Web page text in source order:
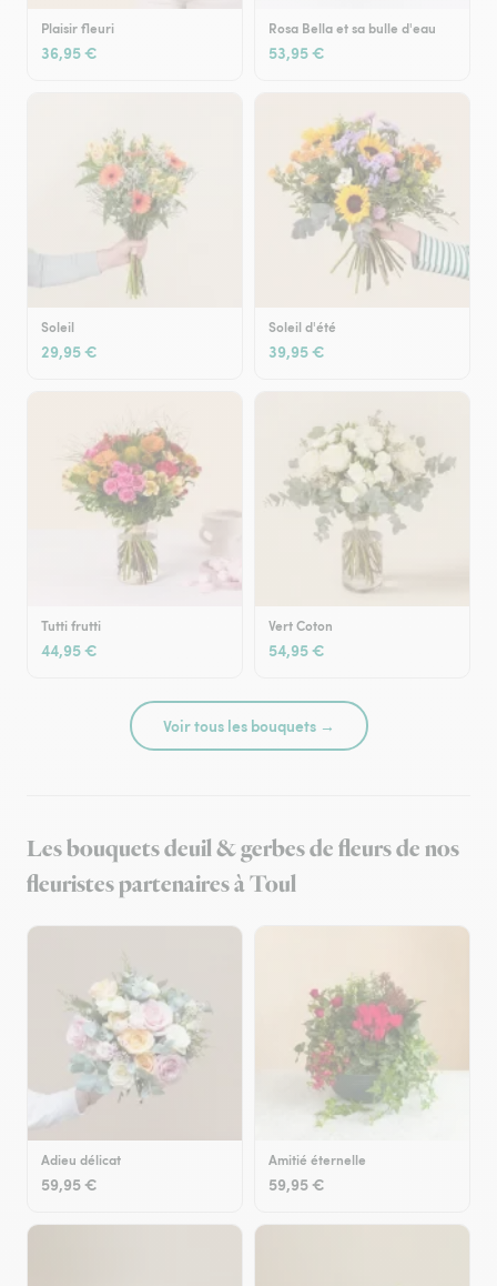
Plaisir fleuri
36,95 €
Rosa Bella et sa bulle d'eau
53,95 €
Soleil
29,95 €
Soleil d'été
39,95 €
Tutti frutti
44,95 €
Vert Coton
54,95 €
Voir tous les bouquets →
Les bouquets deuil & gerbes de fleurs de nos
fleuristes partenaires à Toul
Adieu délicat
59,95 €
Amitié éternelle
59,95 €